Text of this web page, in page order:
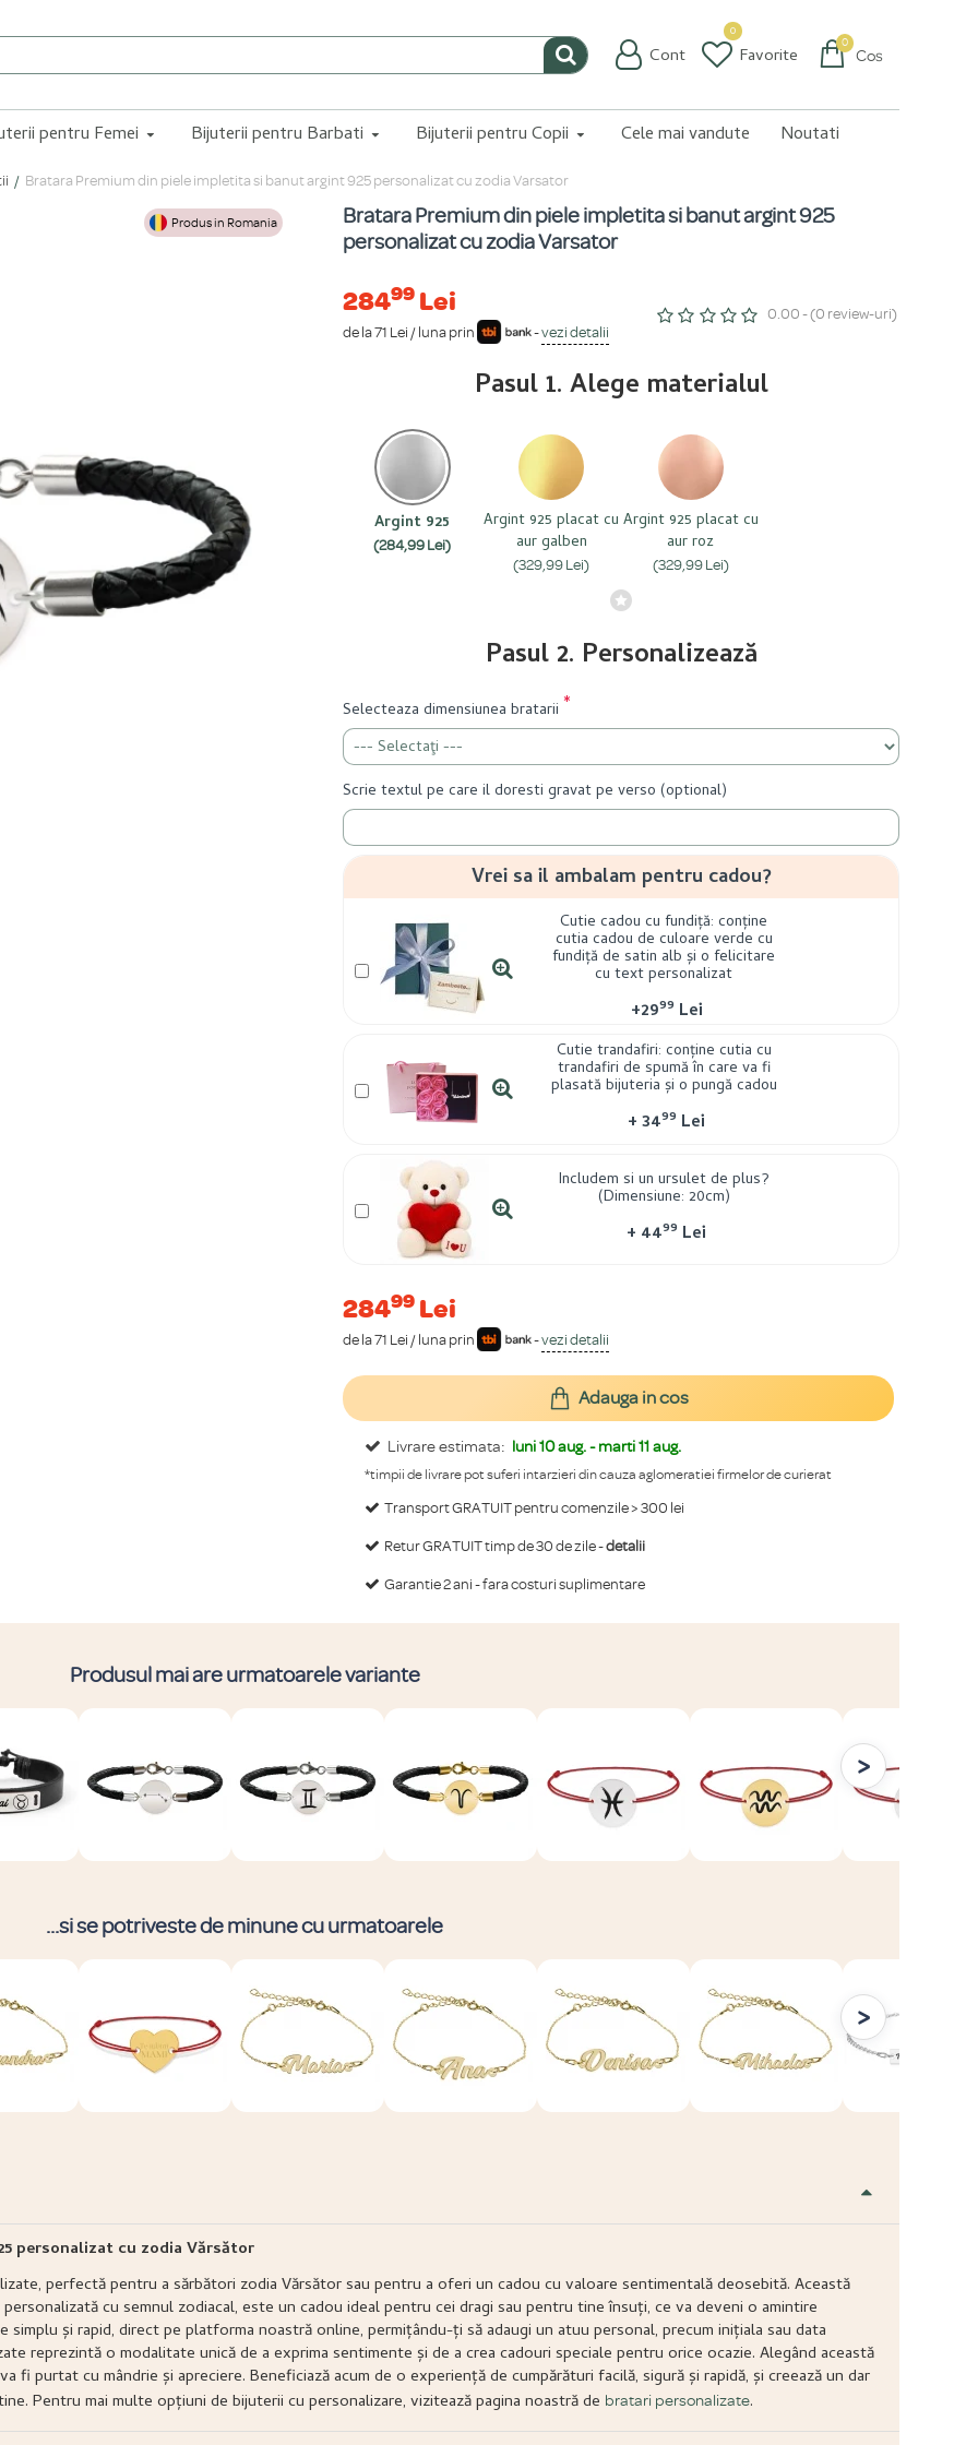
Cont Favorite
0
Coș
0
pentru Femei Bijuterii pentru Barbati Bijuterii pentru Copii Cele mai vandute Noutati
Bratara Premium din piele impletita si banut argint 925 personalizat cu zodia Varsator
Produs in Romania
Bratara Premium din piele impletita si banut argint 925
personalizat cu zodia Varsator
28499 Lei
de la 71 Lei / luna prin -vezi detalii
0.00 - (0 review-uri)
Livrare estimata: luni 10 aug. - marti 11 aug.
*timpii de livrare pot suferi intarzieri din cauza aglomeratiei firmelor de curierat
Transport GRATUIT pentru comenzile > 300 lei
Retur GRATUIT timp de 30 de zile -detalii
Garantie 2 ani - fara costuri suplimentare
28499 Lei
de la 71 Lei / luna prin -vezi detalii
Pasul 1. Alege materialul
Argint 925
(284,99 Lei)
Argint 925 placat cu
aur galben
(329,99 Lei)
Argint 925 placat cu
aur roz
(329,99 Lei)
Pasul 2. Personalizează
Selecteaza dimensiunea bratarii
Scrie textul pe care il doresti gravat pe verso (optional)
Vrei sa il ambalam pentru cadou?
Cutie cadou cu fundiță: conține
cutia cadou de culoare verde cu
fundiță de satin alb și o felicitare
cu text personalizat
+2999 Lei
Cutie trandafiri: conține cutia cu
trandafiri de spumă în care va fi
plasată bijuteria și o pungă cadou
+3499 Lei
Includem si un ursulet de plus?
(Dimensiune: 20cm)
+ 4499 Lei
Adauga in cos
Produsul mai are urmatoarele variante
>
...si se potriveste de minune cu urmatoarele
>
personalizat cu zodia Vărsător
perfectă pentru a sărbători zodia Vărsător sau pentru a oferi un cadou cu valoare sentimentală deosebită. Această
cu semnul zodiacal, este un cadou ideal pentru cei dragi sau pentru tine însuți, ce va deveni o amintire
și rapid, direct pe platforma noastră online, permițându-ți să adaugi un atuu personal, precum inițiala sau data
reprezintă o modalitate unică de a exprima sentimente și de a crea cadouri speciale pentru orice ocazie. Alegând această
fi purtat cu mândrie și apreciere. Beneficiază acum de o experiență de cumpărături facilă, sigură și rapidă, și creează un dar
Pentru mai multe opțiuni de bijuterii cu personalizare, vizitează pagina noastră de bratari personalizate.